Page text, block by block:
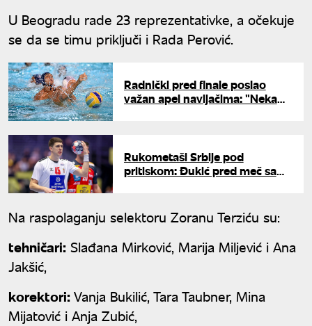
U Beogradu rade 23 reprezentativke, a očekuje
se da se timu priključi i Rada Perović.
Radnički pred finale poslao
važan apel navijačima: "Neka
Rukometaši Srbije pod
pritiskom: Đukić pred meč sa
Na raspolaganju selektoru Zoranu Terziću su:
tehničari: Slađana Mirković, Marija Miljević i Ana
Jakšić,
korektori:Vanja Bukilić, Tara Taubner, Mina
Mijatović i Anja Zubić,